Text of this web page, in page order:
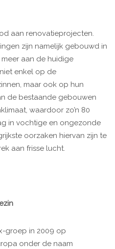
aan renovatieprojecten.
zijn namelijk gebouwd in
aan de huidige
enkel op de
maar ook op hun
de bestaande gebouwen
waardoor zo’n 80
in vochtige en ongezonde
oorzaken hiervan zijn te
aan frisse lucht.
groep in 2009 op
onder de naam